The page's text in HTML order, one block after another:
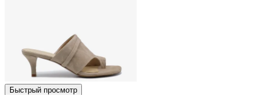
Быстрый просмотр